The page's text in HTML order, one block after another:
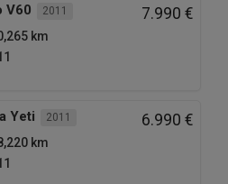
dati su u najboljoj nameri i
Prodavac ne garantuje
svih informacija o
dužan da samostalno
detalje pre kupovine.
za eventualne
kakvu štetu nastalu
V60 2011 7.990 €
km
Yeti 2011 6.990 €
km